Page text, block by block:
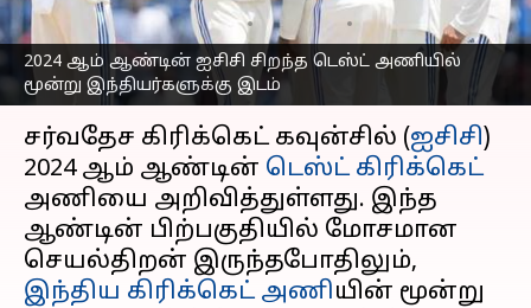
2024 ஆம் ஆண்டின் ஐசிசி சிறந்த டெஸ்ட் அணியில்
மூன்று இந்தியர்களுக்கு இடம்
எழுதியவர் Sekar Chinnappan Jan 24, 2025 04:31 pm
செய்தி முன்னோட்டம்
சர்வதேச கிரிக்கெட் கவுன்சில் (ஐசிசி)
2024 ஆம் ஆண்டின் டெஸ்ட் கிரிக்கெட்
அணியை அறிவித்துள்ளது. இந்த
ஆண்டின் பிற்பகுதியில் மோசமான
செயல்திறன் இருந்தபோதிலும்,
இந்திய கிரிக்கெட் அணியின் மூன்று